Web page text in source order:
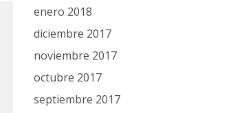
enero 2018
diciembre 2017
noviembre 2017
octubre 2017
septiembre 2017